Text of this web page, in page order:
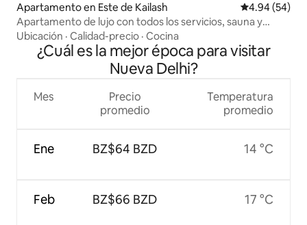
Apartamento en Este de Kailash Calificación
4.94 (54)
Apartamento de lujo con todos los servicios, sauna y
ducha de hidromasaje
Ubicación · Calidad-precio · Cocina
¿Cuál es la mejor época para visitar
Nueva Delhi?
Mes
Ene
Feb
Precio
promedio
BZ$64 BZD
BZ$66 BZD
Temperatura
promedio
14 °C
17 °C